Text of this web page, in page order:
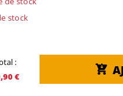
stock
:
€